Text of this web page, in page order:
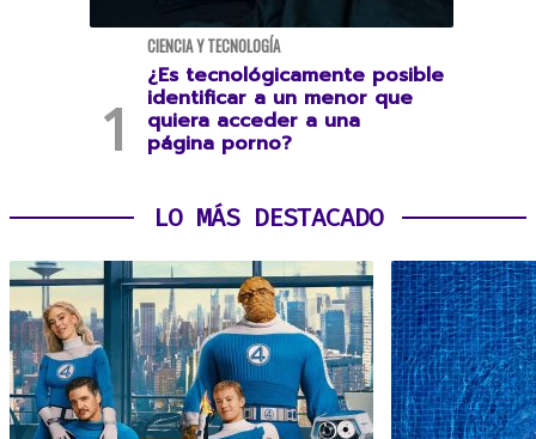
CIENCIA Y TECNOLOGÍA
¿Es tecnológicamente posible
identificar a un menor que
quiera acceder a una
página porno?
LO MÁS DESTACADO